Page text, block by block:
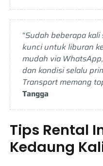
“Sudah beberapa
kunci untuk liburan
mudah via
dan kondisi selalu
Transport memang
Tangga
Tips Rental
Kedaung